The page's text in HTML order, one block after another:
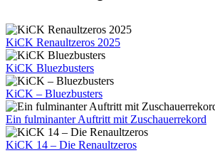
KiCK Renaultzeros 2025
KiCK Bluezbusters
KiCK – Bluezbusters
Ein fulminanter Auftritt mit Zuschauerrekord
KiCK 14 – Die Renaultzeros